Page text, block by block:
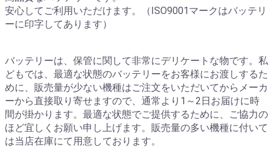
安心してご利用いただけます。（ISO9001マークはバッテリ
ーに印字してあります）
バッテリーは、保管に関して非常にデリケートな物です。私
どもでは、最適な状態のバッテリーをお客様にお渡しするた
めに、販売量が少ない機種はご注文をいただいてからメーカ
ーから直接取り寄せますので、通常より1～2日お届けに時
間が掛かります。最適な状態でご提供するために、ご協力の
ほど宜しくお願い申し上げます。販売量の多い機種に付いて
は当店在庫にて用意しております。